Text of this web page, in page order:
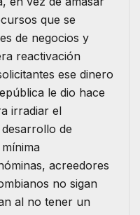
que se
de negocios y
reactivación
ese dinero
le dio hace
irradiar el
de
acreedores
no sigan
al no tener un